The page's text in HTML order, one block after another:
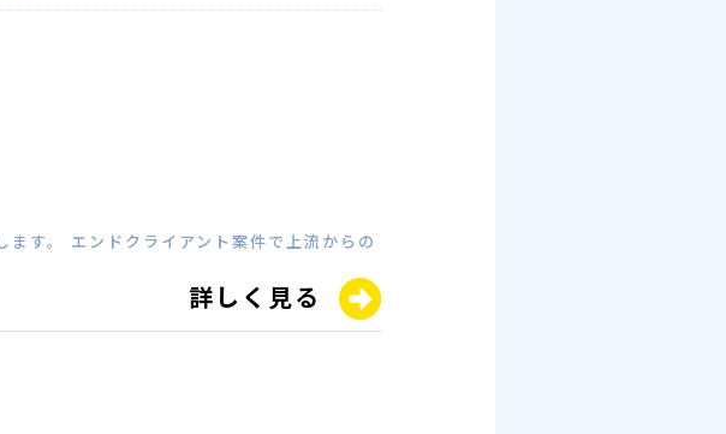
す。 エンドクライアント案件で上流からの
詳しく見る